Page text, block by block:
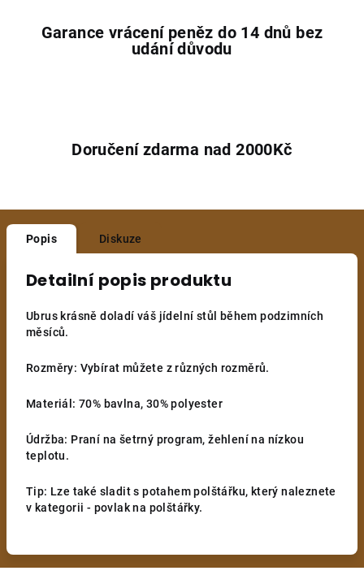
Garance vrácení peněz do 14 dnů bez
udání důvodu
Doručení zdarma nad 2000Kč
Popis Diskuze
Detailní popis produktu
Ubrus krásně doladí váš jídelní stůl během podzimních
měsíců.
Rozměry: Vybírat můžete z různých rozměrů.
Materiál: 70% bavlna, 30% polyester
Údržba: Praní na šetrný program, žehlení na nízkou
teplotu.
Tip: Lze také sladit s potahem polštářku, který naleznete
v kategorii - povlak na polštářky.